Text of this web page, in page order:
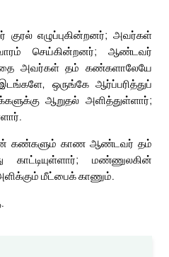
எழுப்புகின்றனர்; அவர்கள்
செய்கின்றனர்; ஆண்டவர்
அவர்கள் தம் கண்களாலேயே
ஒருங்கே ஆர்ப்பரித்துப்
ஆறுதல் அளித்துள்ளார்;
கண்களும் காண ஆண்டவர் தம்
காட்டியுள்ளார்; மண்ணுலகின்
மீட்பைக் காணும்.